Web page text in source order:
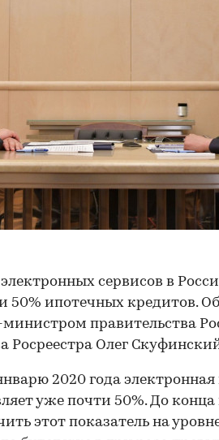
сервисов в
50% ипотечных кредитов.
министром правительства
Олег
2020 года
уже почти 50%. До
этот показатель на